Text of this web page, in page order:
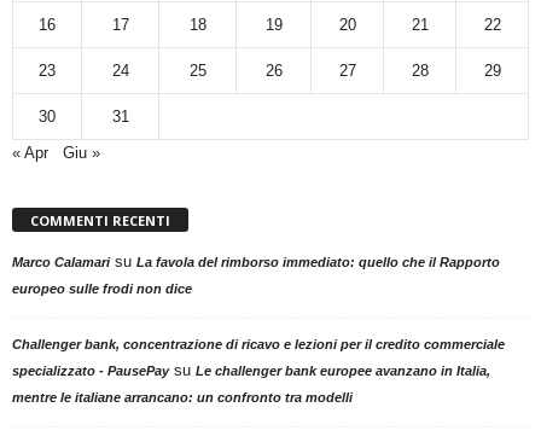
16 17 18 19 20 21 22
23 24 25 26 27 28 29
30
31
« Apr
Giu »
COMMENTI RECENTI
Marco Calamarisu La favola del rimborso immediato: quello che il Rapporto
europeo sulle frodi non dice
Challenger bank, concentrazione di ricavo e lezioni per il credito commerciale
specializzato - PausePaysu Le challenger bank europee avanzano in Italia,
mentre le italiane arrancano: un confronto tra modelli